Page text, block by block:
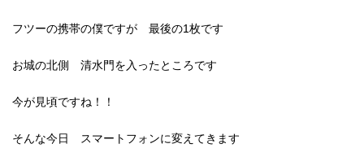
フツーの携帯の僕ですが 最後の1枚です
お城の北側 清水門を入ったところです
今が見頃ですね！！
そんな今日 スマートフォンに変えてきます